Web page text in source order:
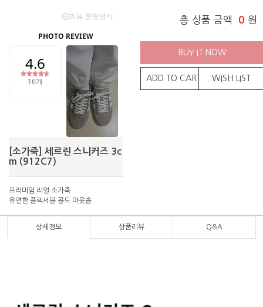
[소가죽] 세르린 스니커즈 3c
m (912C7)
프리미엄 리얼 소가죽
유연한 플렉서블 몰드 아웃솔
총 상품 금액 0 원
BUY IT NOW
ADD TO CART WISH LIST
상세정보 상품리뷰 Q&A